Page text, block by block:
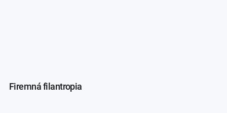
Firemná filantropia